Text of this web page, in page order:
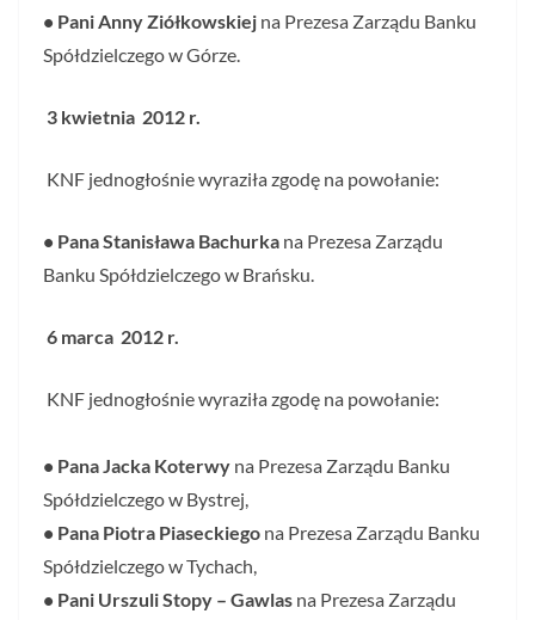
• Pani Anny Ziółkowskiej na Prezesa Zarządu Banku
Spółdzielczego w Górze.
3 kwietnia 2012 r.
KNF jednogłośnie wyraziła zgodę na powołanie:
• Pana Stanisława Bachurka na Prezesa Zarządu
Banku Spółdzielczego w Brańsku.
6 marca 2012 r.
KNF jednogłośnie wyraziła zgodę na powołanie:
• Pana Jacka Koterwy na Prezesa Zarządu Banku
Spółdzielczego w Bystrej,
• Pana Piotra Piaseckiego na Prezesa Zarządu Banku
Spółdzielczego w Tychach,
• Pani Urszuli Stopy – Gawlas na Prezesa Zarządu